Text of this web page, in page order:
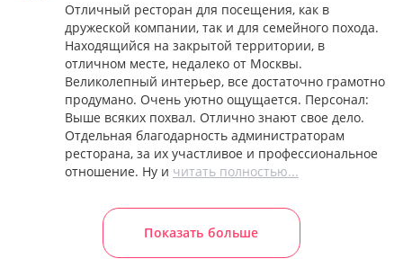
Отличный ресторан для посещения, как в
дружеской компании, так и для семейного похода.
Находящийся на закрытой территории, в
отличном месте, недалеко от Москвы.
Великолепный интерьер, все достаточно грамотно
продумано. Очень уютно ощущается. Персонал:
Выше всяких похвал. Отлично знают свое дело.
Отдельная благодарность администраторам
ресторана, за их участливое и профессиональное
отношение. Ну и читать полностью...
Показать больше